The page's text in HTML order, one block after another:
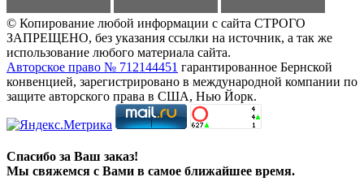
© Копирование любой информации с сайта СТРОГО
ЗАПРЕЩЕНО, без указания ссылки на источник, а так же
использование любого материала сайта.
Авторское право № 712144451 гарантированное Бернской
конвенцией, зарегистрировано в международной компании по
защите авторского права в США, Нью Йорк.
Спасибо за Ваш заказ!
Мы свяжемся с Вами в самое ближайшее время.